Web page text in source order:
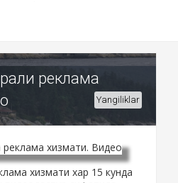
реклама
Yangiliklar
хизмати хар 15 кунда